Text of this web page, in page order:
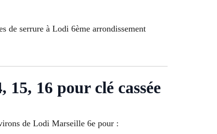
de serrure à Lodi 6ème arrondissement
16 pour clé cassée
de Lodi Marseille 6e pour :